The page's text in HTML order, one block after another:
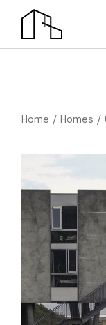
Home Homes